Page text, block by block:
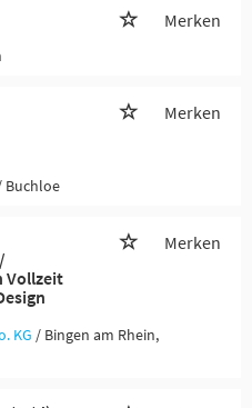
Merken
Merken
Buchloe
Vollzeit
Merken
KG / Bingen am Rhein,